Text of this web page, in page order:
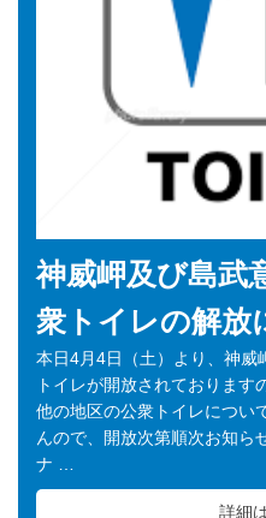
神威岬及び島武
衆トイレの解放
本日4月4日（土）より、神威
トイレが開放されておりま
他の地区の公衆トイレについ
んので、開放次第順次お知ら
ナ …
詳細